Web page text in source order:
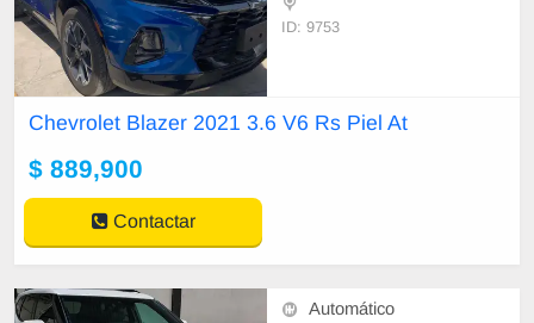
ID: 9753
CADOS
Chevrolet Blazer 2021 3.6 V6 Rs Piel At
$ 889,900
Contactar
Automático